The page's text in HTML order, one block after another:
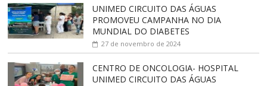
UNIMED CIRCUITO DAS ÁGUAS
PROMOVEU CAMPANHA NO DIA
MUNDIAL DO DIABETES
27 de novembro de 2024
CENTRO DE ONCOLOGIA- HOSPITAL
UNIMED CIRCUITO DAS ÁGUAS